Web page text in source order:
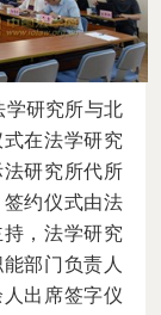
学研究所与北
在法学研究
研究所代所
约仪式由法
，法学研究
部门负责人
出席签字仪